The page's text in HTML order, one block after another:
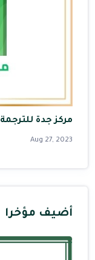
مركز جدة للترجمة
Aug 27, 2023
أضيف مؤخرا